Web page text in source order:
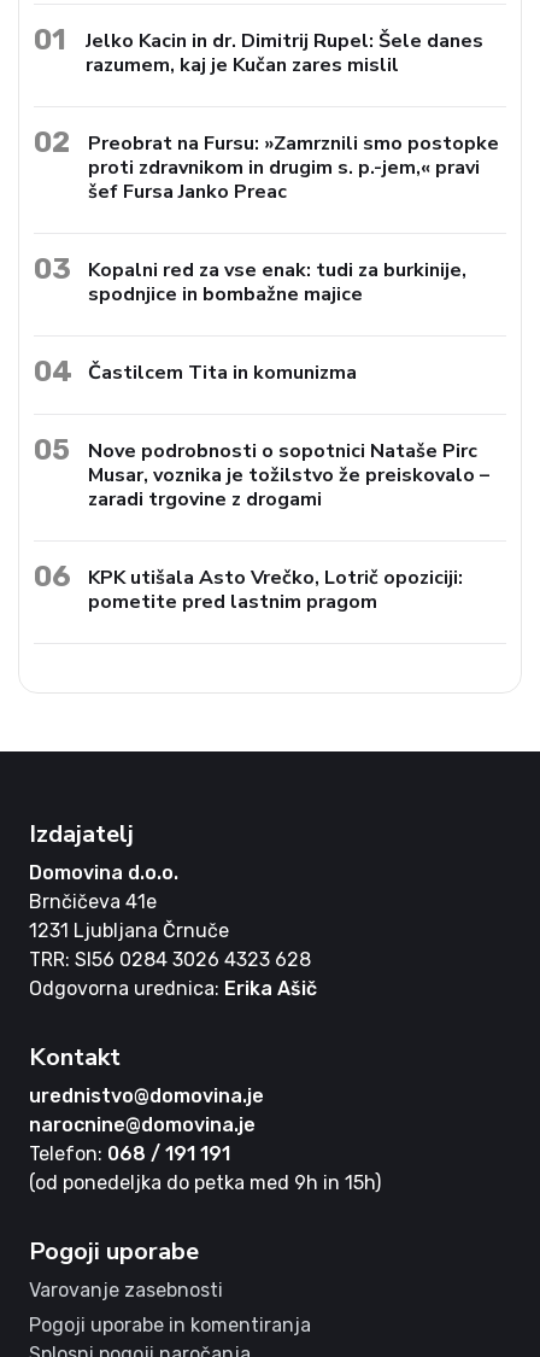
01
Jelko Kacin in dr. Dimitrij Rupel: Šele danes
razumem, kaj je Kučan zares mislil
02
Preobrat na Fursu: »Zamrznili smo postopke
proti zdravnikom in drugim s. p.-jem,« pravi
šef Fursa Janko Preac
03
Kopalni red za vse enak: tudi za burkinije,
spodnjice in bombažne majice
04 Častilcem Tita in komunizma
05
Nove podrobnosti o sopotnici Nataše Pirc
Musar, voznika je tožilstvo že preiskovalo –
zaradi trgovine z drogami
06
KPK utišala Asto Vrečko, Lotrič opoziciji:
pometite pred lastnim pragom
Izdajatelj
Domovina d.o.o.
Brnčičeva 41e
1231 Ljubljana Črnuče
TRR: SI56 0284 3026 4323 628
Odgovorna urednica: Erika Ašič
Kontakt
urednistvo@domovina.je
narocnine@domovina.je
Telefon: 068 / 191 191
(od ponedeljka do petka med 9h in 15h)
Pogoji uporabe
Varovanje zasebnosti
Pogoji uporabe in komentiranja